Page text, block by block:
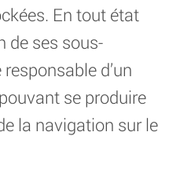
En tout état
de ses sous-
d’un
se produire
la navigation sur le